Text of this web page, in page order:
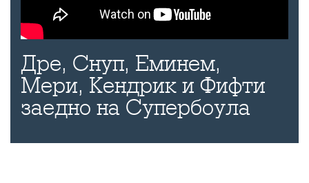
Дре, Снуп, Еминем,
Мери, Кендрик и Фифти
заедно на Супербоула